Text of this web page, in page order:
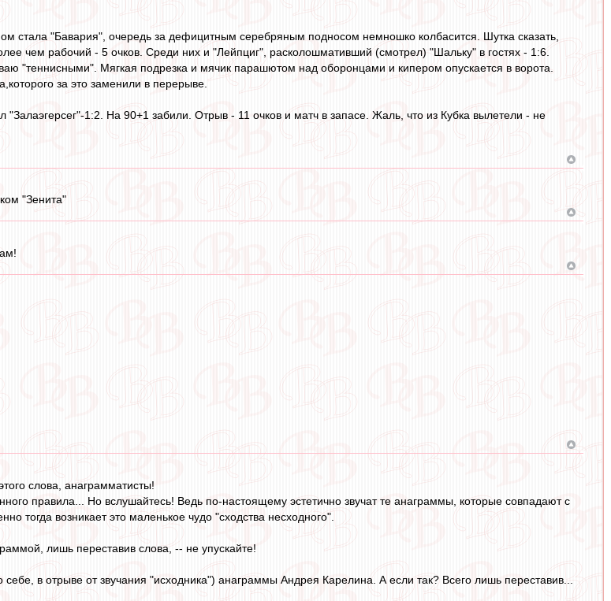
стала "Бавария", очередь за дефицитным серебряным подносом немношко колбасится. Шутка сказать,
чем рабочий - 5 очков. Среди них и "Лейпциг", расколошмативший (смотрел) "Шальку" в гостях - 1:6.
"теннисными". Мягкая подрезка и мячик парашютом над оборонцами и кипером опускается в ворота.
за это заменили в перерыве.
"Залаэгерсег"-1:2. На 90+1 забили. Отрыв - 11 очков и матч в запасе. Жаль, что из Кубка вылетели - не
"Зенита"
слова, анаграмматисты!
правила... Но вслушайтесь! Ведь по-настоящему эстетично звучат те анаграммы, которые совпадают с
тогда возникает это маленькое чудо "сходства несходного".
лишь переставив слова, -- не упускайте!
в отрыве от звучания "исходника") анаграммы Андрея Карелина. А если так? Всего лишь переставив...